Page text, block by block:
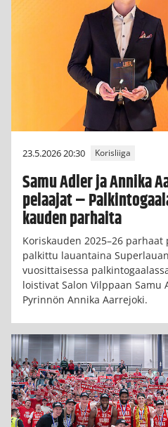
23.5.2026 20:30 Korisliiga
Samu Adler ja Annika
pelaajat –
kauden parhaita
Koriskauden 2025–26
palkittu lauantaina
vuosittaisessa
loistivat Salon Vilppaan Samu
Pyrinnön Annika Aarrejoki.